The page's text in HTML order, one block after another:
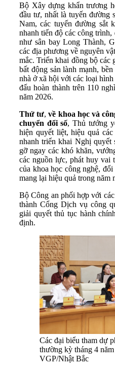
Bộ Xây dựng khẩn trương
đầu tư, nhất là tuyến đường
Nam, các tuyến đường sắt
nhanh tiến độ các công
như sân bay Long Thành,
các địa phương về nguyên
mắc. Triển khai đồng bộ các
bất động sản lành mạnh,
nhà ở xã hội với các loại
đấu hoàn thành trên 110
năm 2026.
Thứ tư,về khoa học và
chuyển đổi số, Thủ tướng
hiện quyết liệt, hiệu quả
nhanh triển khai Nghị
gỡ ngay các khó khăn,
các nguồn lực, phát huy vai
của khoa học công nghệ,
mang lại hiệu quả trong năm
Bộ Công an phối hợp với
thành Cổng Dịch vụ công
giải quyết thủ tục hành
định.
Các đại biểu tham dự
thường kỳ tháng 4
VGP/Nhật Bắc